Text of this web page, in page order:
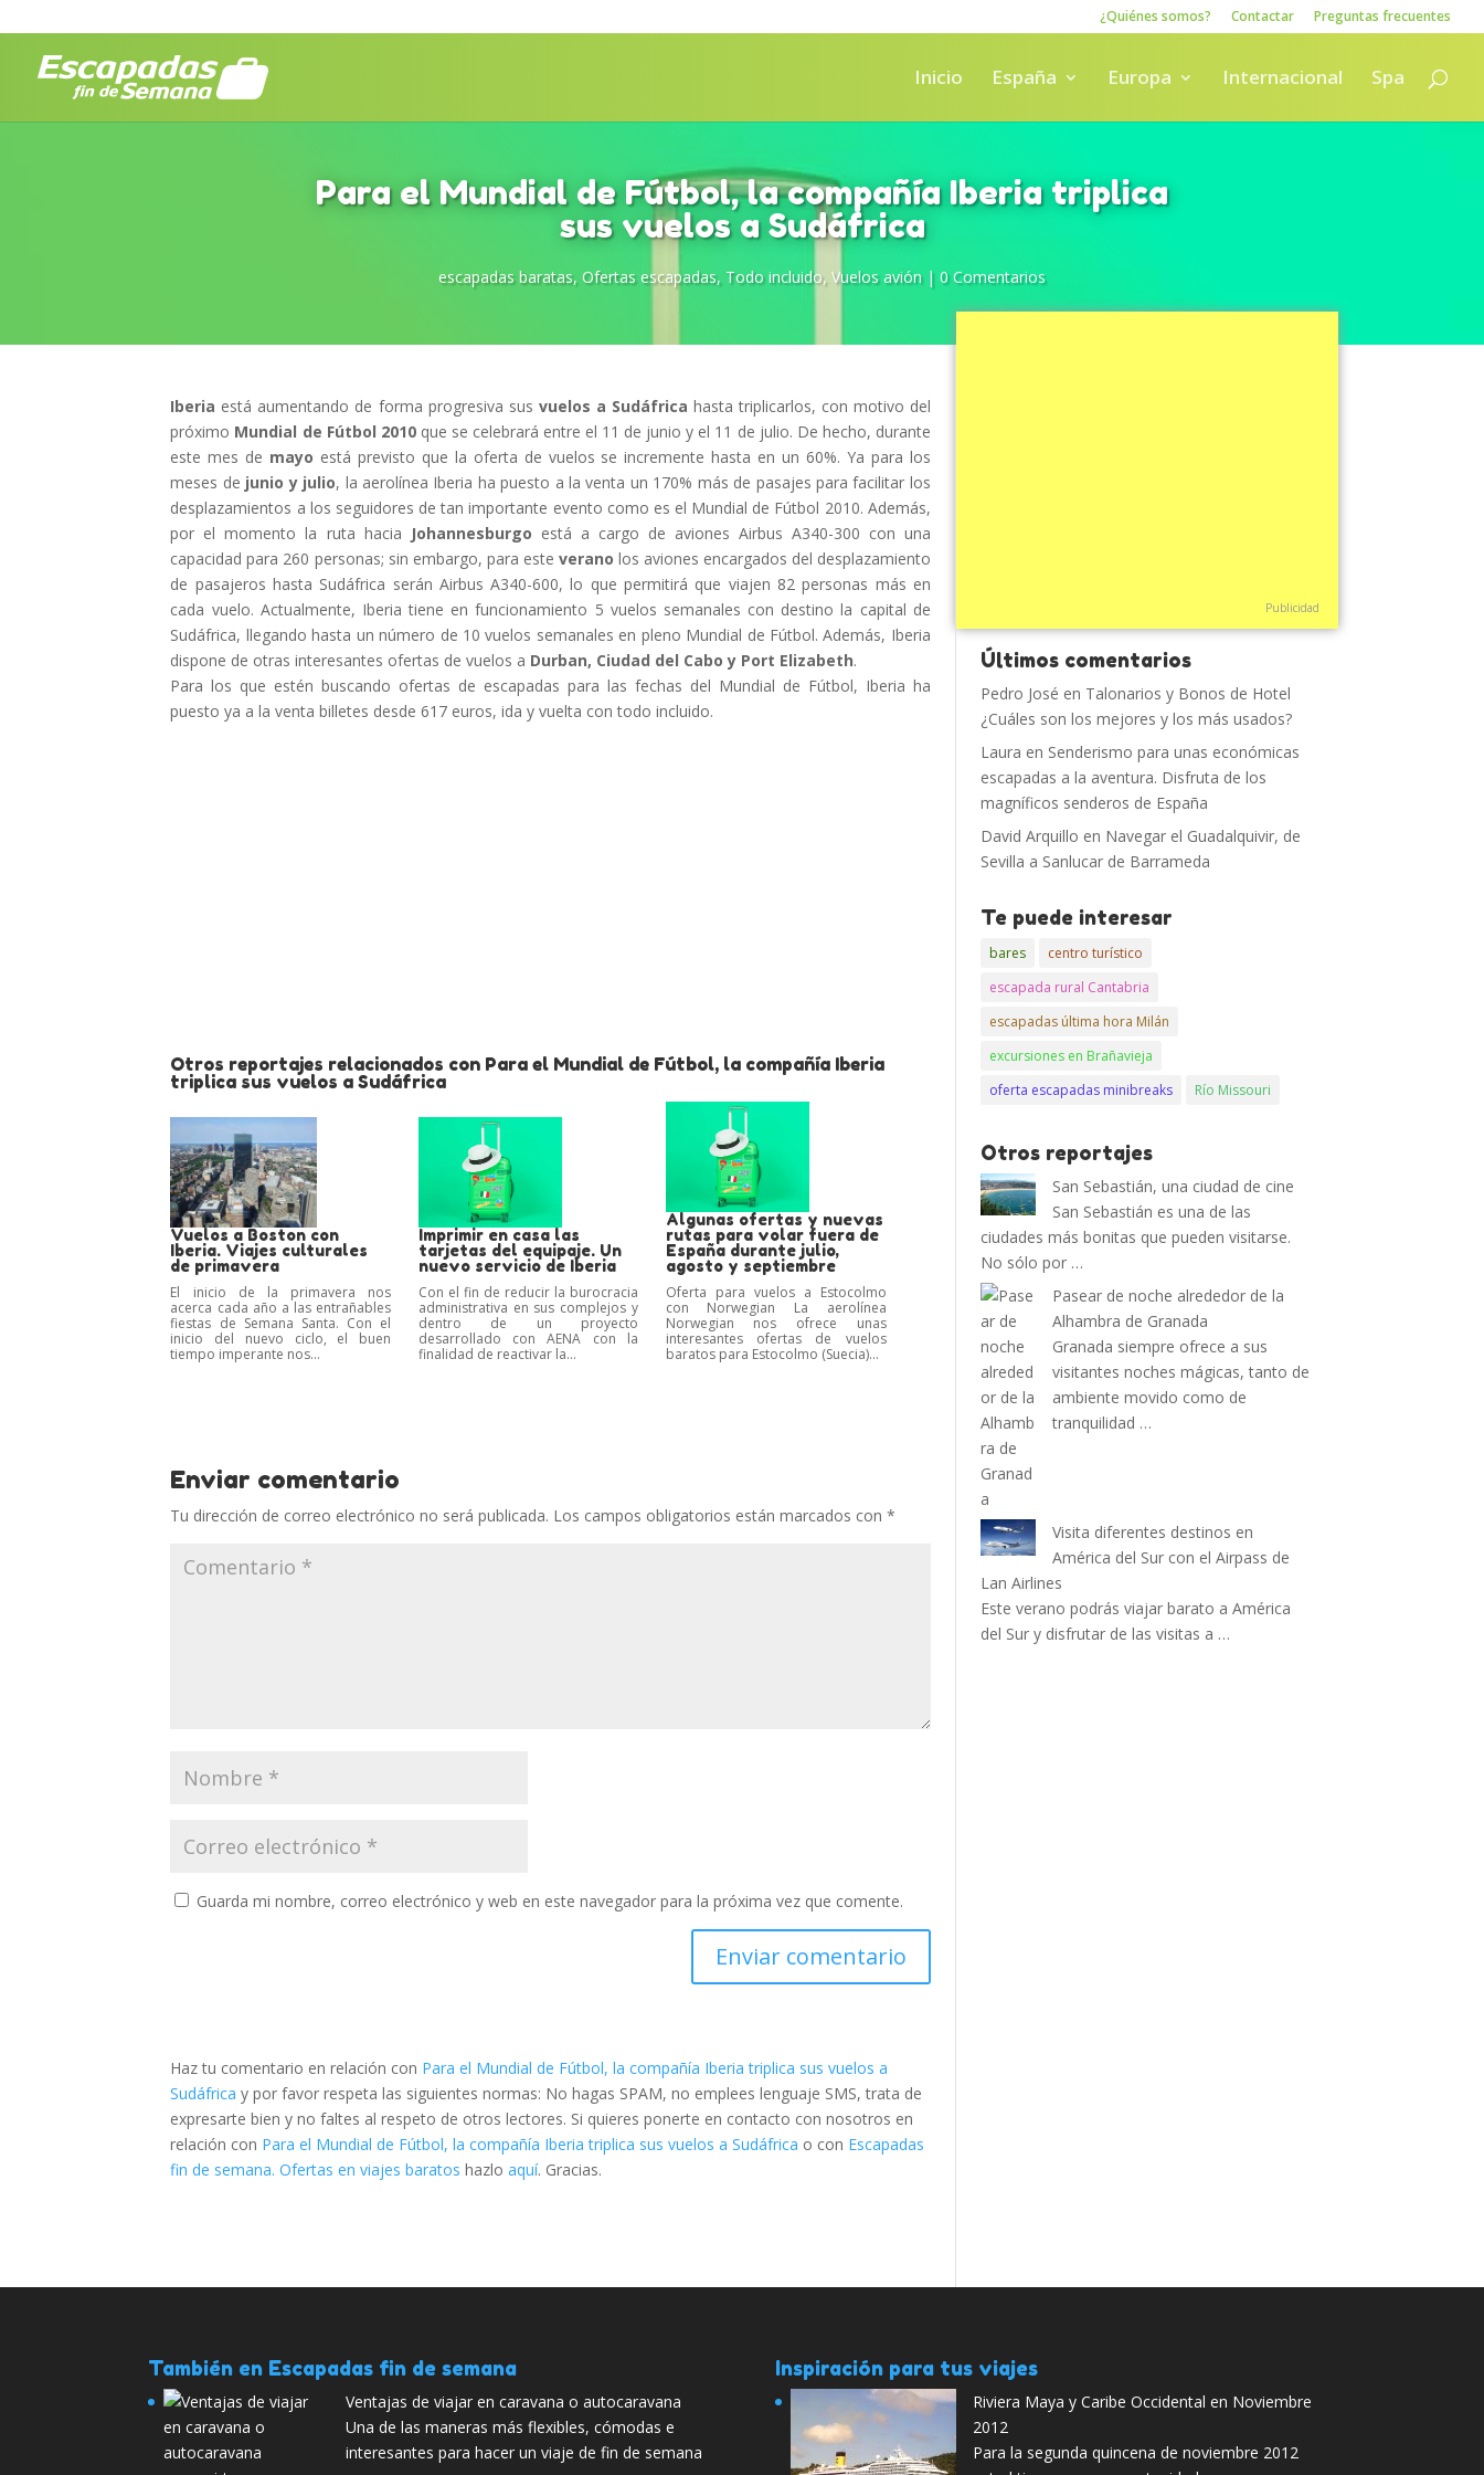
¿Quiénes somos? Contactar Preguntas frecuentes
Inicio España Europa Internacional Spa
Para el Mundial de Fútbol, la compañía Iberia triplica
sus vuelos a Sudáfrica
escapadas baratas, Ofertas escapadas, Todo incluido, Vuelos avión| 0 Comentarios
Iberia está aumentando de forma progresiva sus vuelos a Sudáfrica hasta triplicarlos, con motivo del
próximo Mundial de Fútbol 2010que se celebrará entre el 11 de junio y el 11 de julio. De hecho, durante
este mes de mayo está previsto que la oferta de vuelos se incremente hasta en un 60%. Ya para los
meses de junio y julio, la aerolínea Iberia ha puesto a la venta un 170% más de pasajes para facilitar los
desplazamientos a los seguidores de tan importante evento como es el Mundial de Fútbol 2010. Además,
por el momento la ruta hacia Johannesburgo está a cargo de aviones Airbus A340-300 con una
capacidad para 260 personas; sin embargo, para este verano los aviones encargados del desplazamiento
de pasajeros hasta Sudáfrica serán Airbus A340-600, lo que permitirá que viajen 82 personas más en
cada vuelo. Actualmente, Iberia tiene en funcionamiento 5 vuelos semanales con destino la capital de
Sudáfrica, llegando hasta un número de 10 vuelos semanales en pleno Mundial de Fútbol. Además, Iberia
dispone de otras interesantes ofertas de vuelos a Durban, Ciudad del Cabo y Port Elizabeth.
Para los que estén buscando ofertas de escapadas para las fechas del Mundial de Fútbol, Iberia ha
puesto ya a la venta billetes desde 617 euros, ida y vuelta con todo incluido.
Otros reportajes relacionados con Para el Mundial de Fútbol, la compañía Iberia
triplica sus vuelos a Sudáfrica
Vuelos a Boston con
Iberia. Viajes culturales
de primavera
El inicio de la primavera nos
acerca cada año a las entrañables
fiestas de Semana Santa. Con el
inicio del nuevo ciclo, el buen
tiempo imperante nos...
Imprimir en casa las
tarjetas del equipaje. Un
nuevo servicio de Iberia
Con el fin de reducir la burocracia
administrativa en sus complejos y
dentro de un proyecto
desarrollado con AENA con la
finalidad de reactivar la...
Algunas ofertas y nuevas
rutas para volar fuera de
España durante julio,
agosto y septiembre
Oferta para vuelos a Estocolmo
con Norwegian La aerolínea
Norwegian nos ofrece unas
interesantes ofertas de vuelos
baratos para Estocolmo (Suecia)...
Enviar comentario
Tu dirección de correo electrónico no será publicada. Los campos obligatorios están marcados con*
Guarda mi nombre, correo electrónico y web en este navegador para la próxima vez que comente.
Haz tu comentario en relación con Para el Mundial de Fútbol, la compañía Iberia triplica sus vuelos a
Sudáfrica y por favor respeta las siguientes normas: No hagas SPAM, no emplees lenguaje SMS, trata de
expresarte bien y no faltes al respeto de otros lectores. Si quieres ponerte en contacto con nosotros en
relación con Para el Mundial de Fútbol, la compañía Iberia triplica sus vuelos a Sudáfrica o con Escapadas
fin de semana. Ofertas en viajes baratos hazloaquí. Gracias.
Publicidad
Últimos comentarios
Pedro José en Talonarios y Bonos de Hotel
¿Cuáles son los mejores y los más usados?
Laura en Senderismo para unas económicas
escapadas a la aventura. Disfruta de los
magníficos senderos de España
David Arquillo en Navegar el Guadalquivir, de
Sevilla a Sanlucar de Barrameda
Te puede interesar
bares
centro turístico
escapada rural Cantabria
escapadas última hora Milán
excursiones en Brañavieja
oferta escapadas minibreaks
Río Missouri
Otros reportajes
San Sebastián, una ciudad de cine
San Sebastián es una de las
ciudades más bonitas que pueden visitarse.
No sólo por …
Pasear de noche alrededor de la
Alhambra de Granada
Granada siempre ofrece a sus
visitantes noches mágicas, tanto de
ambiente movido como de
tranquilidad …
Visita diferentes destinos en
América del Sur con el Airpass de
Lan Airlines
Este verano podrás viajar barato a América
del Sur y disfrutar de las visitas a …
También en Escapadas fin de semana
Ventajas de viajar en caravana o autocaravana
Una de las maneras más flexibles, cómodas e
interesantes para hacer un viaje de fin de semana
Inspiración para tus viajes
Riviera Maya y Caribe Occidental en Noviembre
2012
Para la segunda quincena de noviembre 2012